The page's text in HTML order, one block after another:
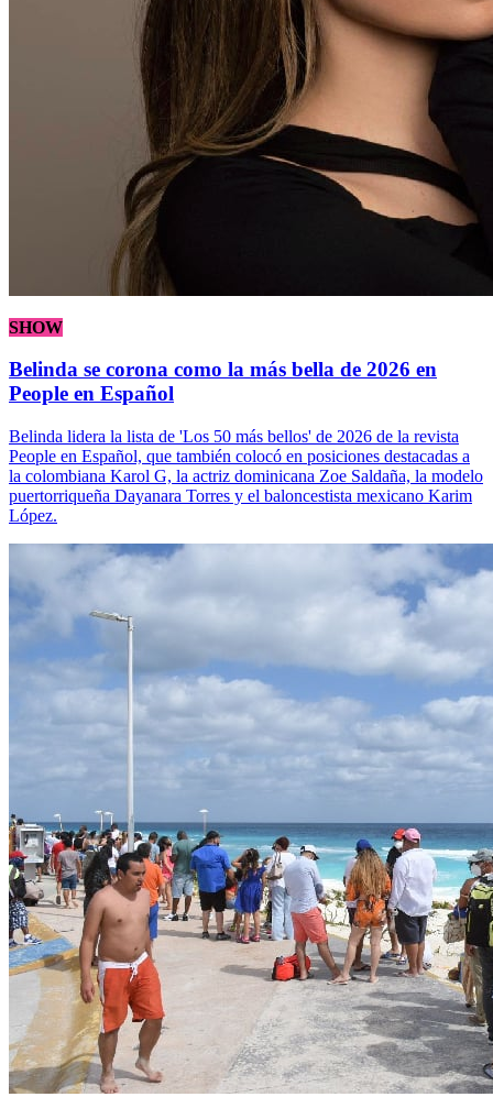
SHOW
Belinda se corona como la más bella de 2026 en
People en Español
Belinda lidera la lista de 'Los 50 más bellos' de 2026 de la revista
People en Español, que también colocó en posiciones destacadas a
la colombiana Karol G, la actriz dominicana Zoe Saldaña, la modelo
puertorriqueña Dayanara Torres y el baloncestista mexicano Karim
López.